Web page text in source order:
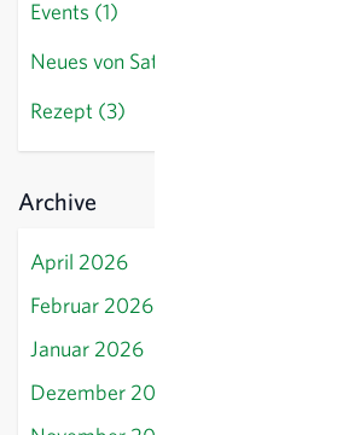
Events (1)
Neues von Sativa (9)
Rezept (3)
Archive
April 2026
Februar 2026
Januar 2026
Dezember 2025